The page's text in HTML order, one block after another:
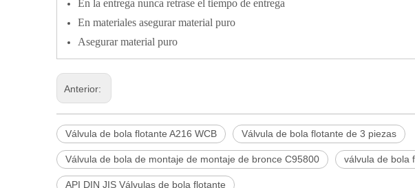
En la entrega nunca retrase el tiempo de entrega
En materiales asegurar material puro
Asegurar material puro
Anterior:
Válvula de bola flotante A216 WCB Válvula de bola flotante de 3 piezas
Válvula de bola de montaje de montaje de bronce C95800 válvula de bola
API DIN JIS Válvulas de bola flotante